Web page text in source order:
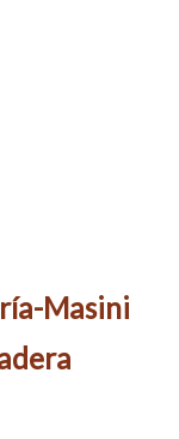
Masini